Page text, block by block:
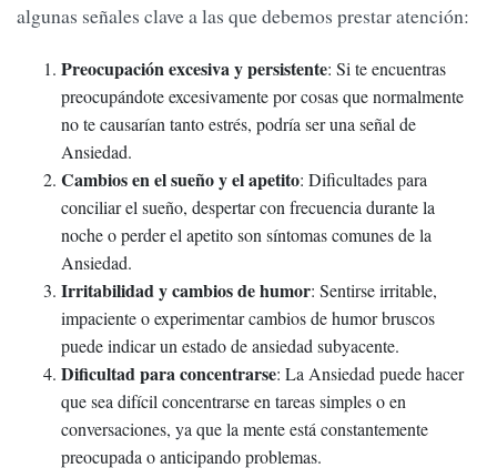
algunas señales clave a las que debemos prestar atención:
Preocupación excesiva y persistente: Si te encuentras
preocupándote excesivamente por cosas que normalmente
no te causarían tanto estrés, podría ser una señal de
Ansiedad.
Cambios en el sueño y el apetito: Dificultades para
conciliar el sueño, despertar con frecuencia durante la
noche o perder el apetito son síntomas comunes de la
Ansiedad.
Irritabilidad y cambios de humor: Sentirse irritable,
impaciente o experimentar cambios de humor bruscos
puede indicar un estado de ansiedad subyacente.
Dificultad para concentrarse: La Ansiedad puede hacer
que sea difícil concentrarse en tareas simples o en
conversaciones, ya que la mente está constantemente
preocupada o anticipando problemas.